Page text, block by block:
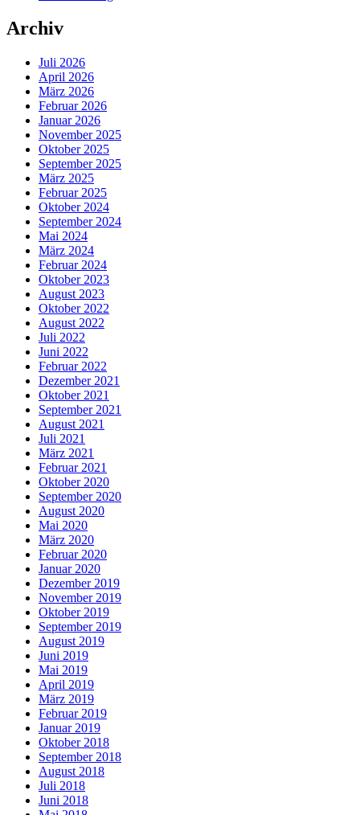
Archiv
Juli 2026
April 2026
März 2026
Februar 2026
Januar 2026
November 2025
Oktober 2025
September 2025
März 2025
Februar 2025
Oktober 2024
September 2024
Mai 2024
März 2024
Februar 2024
Oktober 2023
August 2023
Oktober 2022
August 2022
Juli 2022
Juni 2022
Februar 2022
Dezember 2021
Oktober 2021
September 2021
August 2021
Juli 2021
März 2021
Februar 2021
Oktober 2020
September 2020
August 2020
Mai 2020
März 2020
Februar 2020
Januar 2020
Dezember 2019
November 2019
Oktober 2019
September 2019
August 2019
Juni 2019
Mai 2019
April 2019
März 2019
Februar 2019
Januar 2019
Oktober 2018
September 2018
August 2018
Juli 2018
Juni 2018